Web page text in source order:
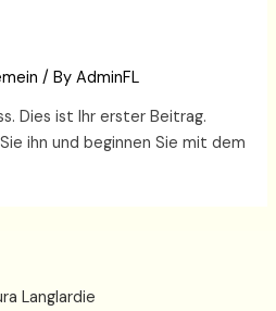
/ ByAdminFL
Dies ist Ihr erster Beitrag.
ihn und beginnen Sie mit dem
Langlardie